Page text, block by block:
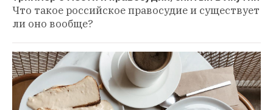
Что такое российское правосудие и существует
ли оно вообще?